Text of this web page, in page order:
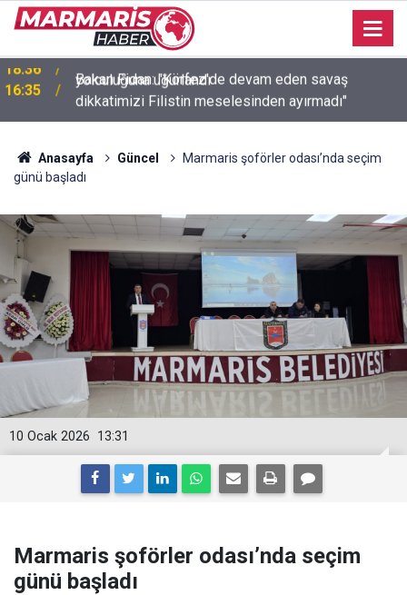
16:35
Bakan Fidan: "Körfez'de devam eden savaş
dikkatimizi Filistin meselesinden ayırmadı"
Anasayfa Güncel
Marmaris şoförler odası’nda seçim
günü başladı
13:31
10 Ocak 2026
Marmaris şoförler odası’nda seçim
günü başladı